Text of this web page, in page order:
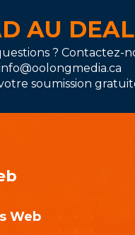
AU DEAL
? Contactez-
soumission
Web